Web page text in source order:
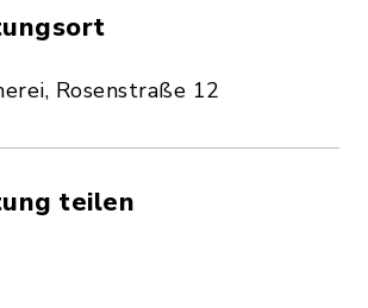
Rosenstraße 12
teilen